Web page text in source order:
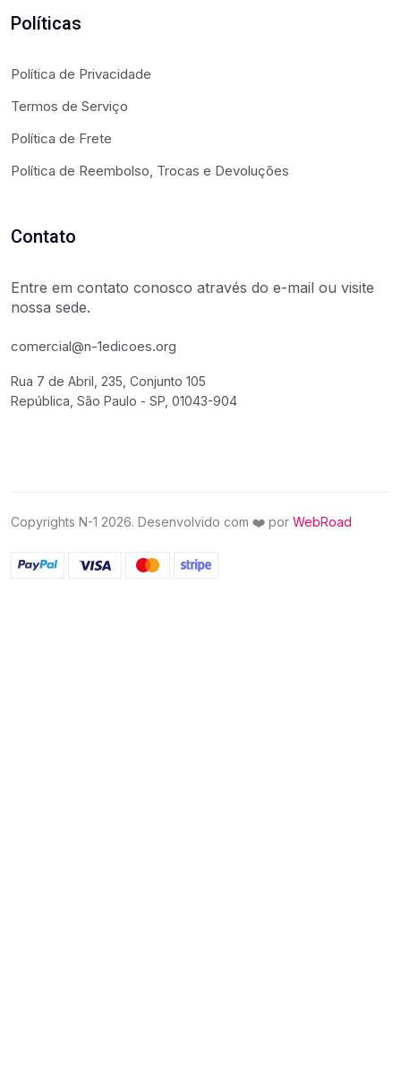
Políticas
Política de Privacidade
Termos de Serviço
Política de Frete
Política de Reembolso, Trocas e Devoluções
Contato
Entre em contato conosco através do e-mail ou visite
nossa sede.
comercial@n-1edicoes.org
Rua 7 de Abril, 235, Conjunto 105
República, São Paulo - SP, 01043-904
Copyrights N-1 2026. Desenvolvido com ❤️ por WebRoad